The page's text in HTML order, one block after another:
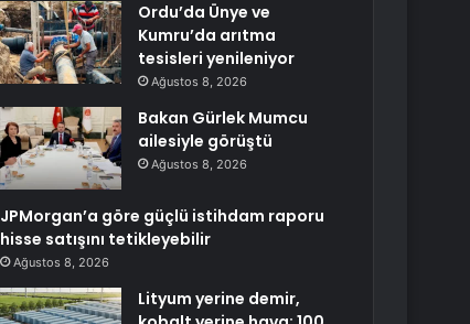
Ordu’da Ünye ve
Kumru’da arıtma
tesisleri yenileniyor
Ağustos 8, 2026
Bakan Gürlek Mumcu
ailesiyle görüştü
Ağustos 8, 2026
JPMorgan’a göre güçlü istihdam raporu
hisse satışını tetikleyebilir
Ağustos 8, 2026
Lityum yerine demir,